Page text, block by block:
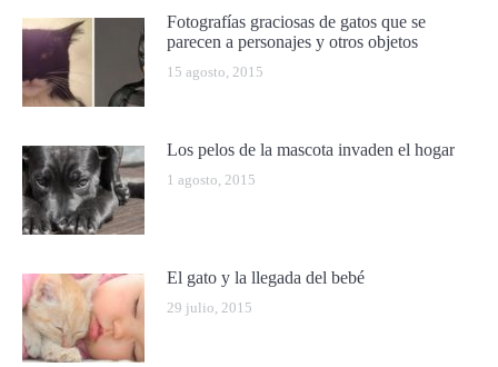
Fotografías graciosas de gatos que se
parecen a personajes y otros objetos
15 agosto, 2015
Los pelos de la mascota invaden el hogar
1 agosto, 2015
El gato y la llegada del bebé
29 julio, 2015